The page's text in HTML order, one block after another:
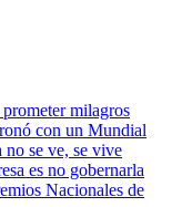
milagros
con un Mundial
se ve, se vive
es no gobernarla
Nacionales de